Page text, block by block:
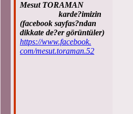
Mesut TORAMAN
karde?imizin
(facebook sayfas?ndan
dikkate de?er görüntüler)
https://www.facebook.
com/mesut.toraman.52